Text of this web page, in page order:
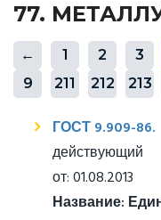
77.
← 1 2 3
9
211 212 213
ГОСТ 9.909-86.
действующий
от: 01.08.2013
Название: